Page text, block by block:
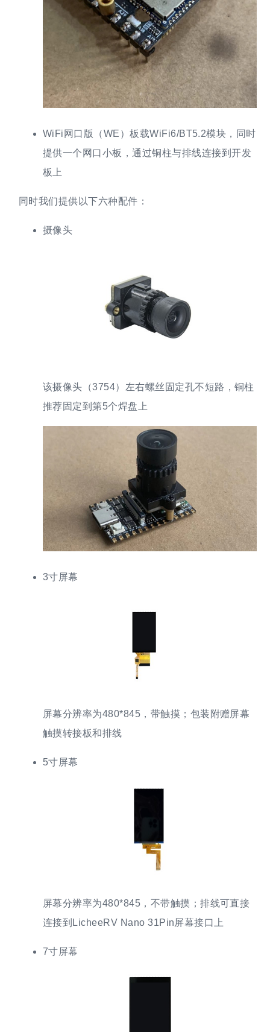
WiFi网口版（WE）板载WiFi6/BT5.2模块，同时
提供一个网口小板，通过铜柱与排线连接到开发
板上
同时我们提供以下六种配件：
摄像头
该摄像头（3754）左右螺丝固定孔不短路，铜柱
推荐固定到第5个焊盘上
3寸屏幕
屏幕分辨率为480*845，带触摸；包装附赠屏幕
触摸转接板和排线
5寸屏幕
屏幕分辨率为480*845，不带触摸；排线可直接
连接到LicheeRV Nano 31Pin屏幕接口上
7寸屏幕